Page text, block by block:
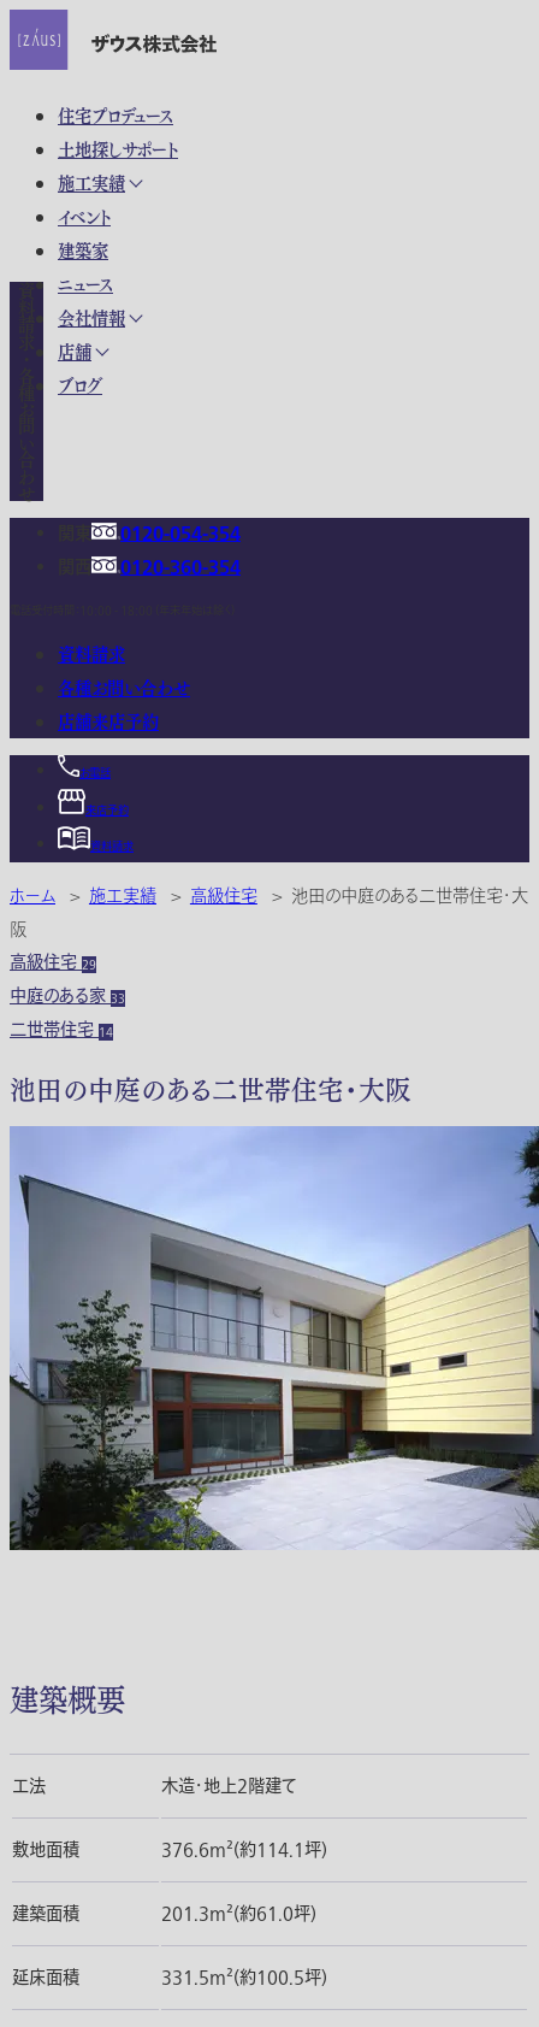
住宅プロデュース
土地探しサポート
施工実績
イベント
建築家
ニュース
会社情報
店舗
ブログ
0120-054-354
0120-360-354
資料請求
各種お問い合わせ
店舗来店予約
お電話
来店予約
資料請求
ホーム > 施工実績 > 高級住宅 > 池田の中庭のある二世帯住宅・大
阪
高級住宅29
中庭のある家33
二世帯住宅14
池田の中庭のある二世帯住宅・大阪
建築概要
工法 木造・地上2階建て
敷地面積 376.6m²(約114.1坪)
建築面積 201.3m²(約61.0坪)
延床面積 331.5m²(約100.5坪)